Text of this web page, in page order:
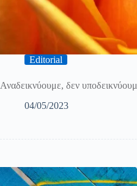
Editorial
Αναδεικνύουμε, δεν
04/05/2023